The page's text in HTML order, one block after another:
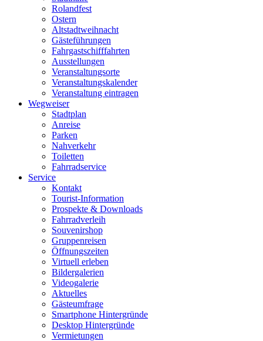
Rolandfest
Ostern
Altstadtweihnacht
Gästeführungen
Fahrgastschifffahrten
Ausstellungen
Veranstaltungsorte
Veranstaltungskalender
Veranstaltung eintragen
Wegweiser
Stadtplan
Anreise
Parken
Nahverkehr
Toiletten
Fahrradservice
Service
Kontakt
Tourist-Information
Prospekte & Downloads
Fahrradverleih
Souvenirshop
Gruppenreisen
Öffnungszeiten
Virtuell erleben
Bildergalerien
Videogalerie
Aktuelles
Gästeumfrage
Smartphone Hintergründe
Desktop Hintergründe
Vermietungen